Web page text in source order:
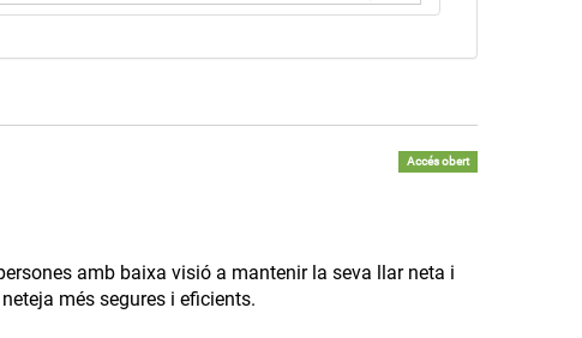
Accés obert
amb baixa visió a mantenir la seva llar neta i
més segures i eficients.